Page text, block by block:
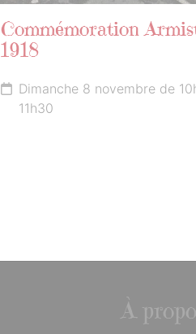
Commémoration
1918
Dimanche 8 novembre de
11h30
À